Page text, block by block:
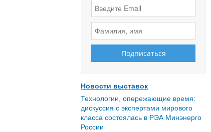
Новости выставок
Технологии, опережающие время:
дискуссия с экспертами мирового
класса состоялась в РЭА Минэнерго
России